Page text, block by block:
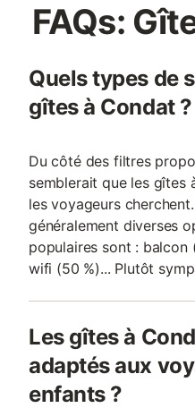
FAQs:
Quels types de
gîtes à Condat ?
Du côté des filtres
semblerait que les gîtes
les voyageurs
généralement diverses
populaires sont : balcon
wifi (50 %)... Plutôt
Les gîtes à
adaptés aux
enfants ?